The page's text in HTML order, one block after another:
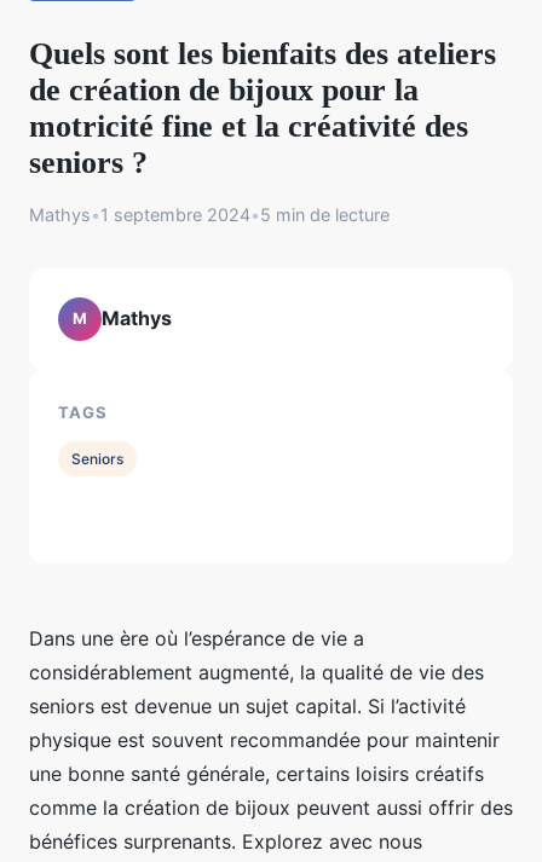
Quels sont les bienfaits des ateliers
de création de bijoux pour la
motricité fine et la créativité des
seniors ?
Mathys•1 septembre 2024•5 min de lecture
Dans une ère où l’espérance de vie a
considérablement augmenté, la qualité de vie des
seniors est devenue un sujet capital. Si l’activité
physique est souvent recommandée pour maintenir
une bonne santé générale, certains loisirs créatifs
comme la création de bijoux peuvent aussi offrir des
bénéfices surprenants. Explorez avec nous
M Mathys
TAGS
Seniors